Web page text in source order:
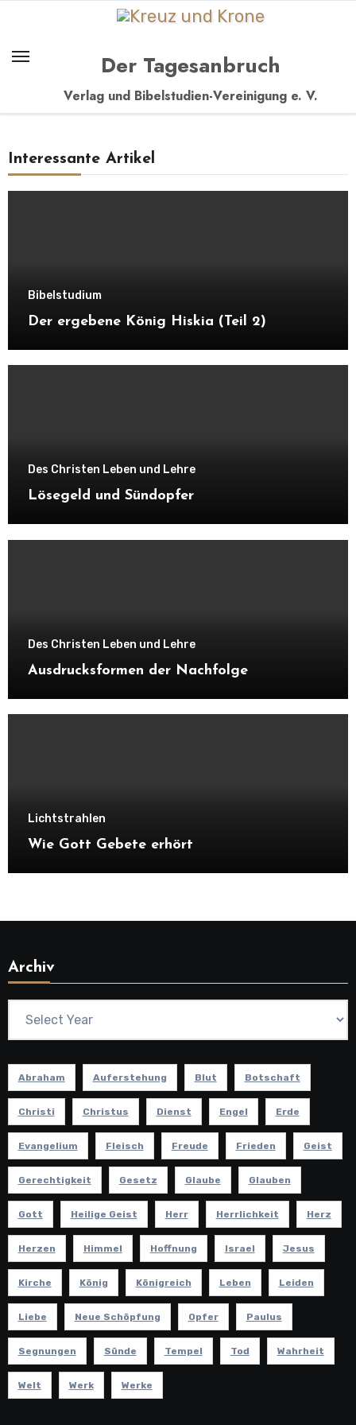
springen
Der Tagesanbruch
Verlag und Bibelstudien-Vereinigung e. V.
Interessante Artikel
Bibelstudium
Der ergebene König Hiskia (Teil 2)
Des Christen Leben und Lehre
Lösegeld und Sündopfer
Des Christen Leben und Lehre
Ausdrucksformen der Nachfolge
Lichtstrahlen
Wie Gott Gebete erhört
Archiv
Abraham Auferstehung Blut Botschaft
Christi Christus Dienst Engel Erde
Evangelium Fleisch Freude Frieden Geist
Gerechtigkeit Gesetz Glaube Glauben
Gott Heilige Geist Herr Herrlichkeit Herz
Herzen Himmel Hoffnung Israel Jesus
Kirche König Königreich Leben Leiden
Liebe Neue Schöpfung Opfer Paulus
Segnungen Sünde Tempel Tod Wahrheit
Welt Werk Werke